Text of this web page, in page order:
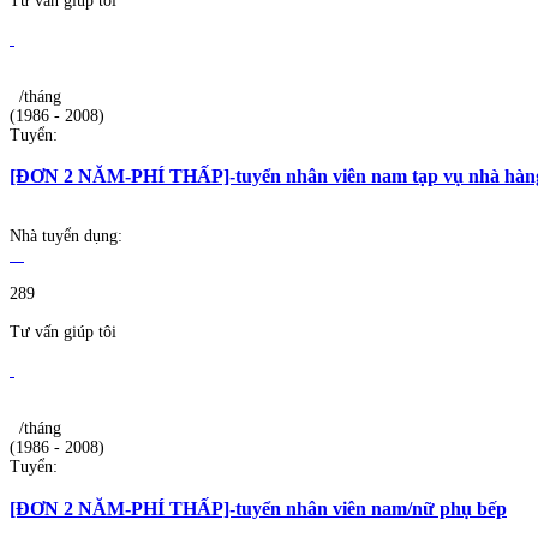
/tháng
(1986 - 2008)
Tuyển:
[ĐƠN 2 NĂM-PHÍ THẤP]-tuyển nhân viên nam tạp vụ nhà
Nhà tuyển dụng:
289
Tư vấn giúp tôi
/tháng
(1986 - 2008)
Tuyển:
[ĐƠN 2 NĂM-PHÍ THẤP]-tuyển nhân viên nam/nữ phụ bếp